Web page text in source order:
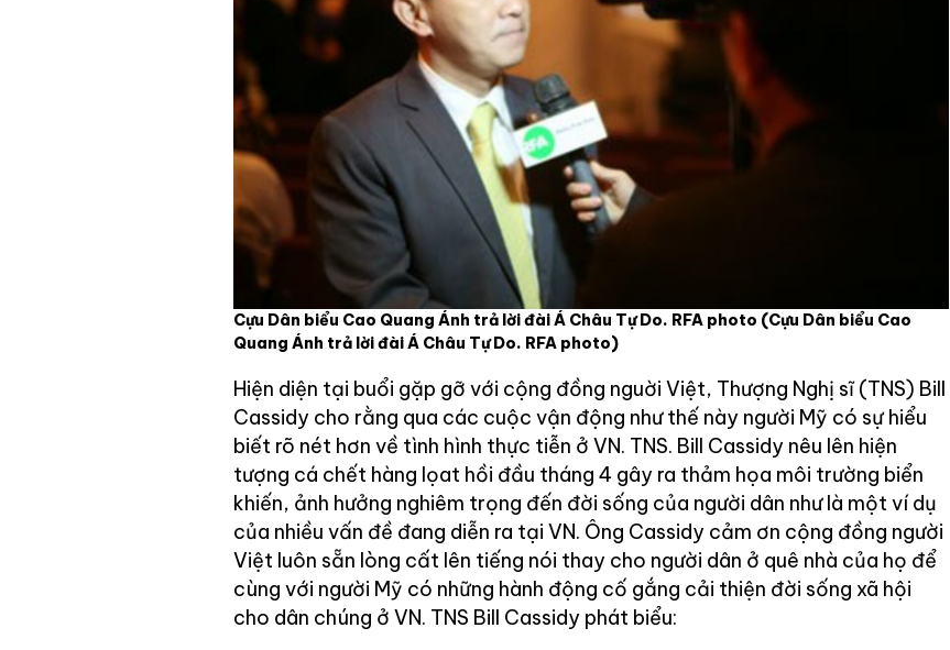
Cựu Dân biểu Cao Quang Ánh trả lời đài Á Châu Tự Do. RFA photo (Cựu Dân biểu Cao
Quang Ánh trả lời đài Á Châu Tự Do. RFA photo)
Hiện diện tại buổi gặp gỡ với cộng đồng nguời Việt, Thượng Nghị sĩ (TNS) Bill
Cassidy cho rằng qua các cuộc vận động như thế này người Mỹ có sự hiểu
biết rõ nét hơn về tình hình thực tiễn ở VN. TNS. Bill Cassidy nêu lên hiện
tượng cá chết hàng lọat hồi đầu tháng 4 gây ra thảm họa môi trường biển
khiến, ảnh hưởng nghiêm trọng đến đời sống của người dân như là một ví dụ
của nhiều vấn đề đang diễn ra tại VN. Ông Cassidy cảm ơn cộng đồng người
Việt luôn sẵn lòng cất lên tiếng nói thay cho người dân ở quê nhà của họ để
cùng với người Mỹ có những hành động cố gắng cải thiện đời sống xã hội
cho dân chúng ở VN. TNS Bill Cassidy phát biểu: